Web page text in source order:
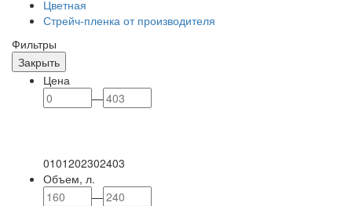
Цветная
Стрейч-пленка от производителя
Фильтры
Закрыть
Цена
—
0101202302403
Объем, л.
—